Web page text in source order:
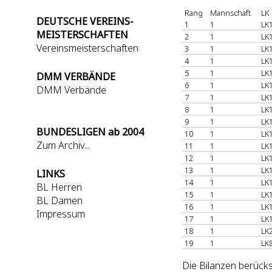
DEUTSCHE VEREINS-
MEISTERSCHAFTEN
Vereinsmeisterschaften
DMM VERBÄNDE
DMM Verbände
BUNDESLIGEN ab 2004
Zum Archiv...
LINKS
BL Herren
BL Damen
Impressum
Rang Mannschaft
LK
1
1
2
1
3
1
4
1
5
1
6
1
7
1
8
1
9
1
10
1
11
1
12
1
13
1
14
1
15
1
16
1
17
1
18
1
19
1
Die Bilanzen